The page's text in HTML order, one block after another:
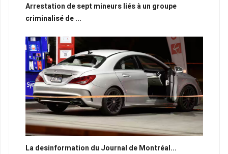
Arrestation de sept mineurs liés à un groupe
criminalisé de ...
La desinformation du Journal de Montréal...